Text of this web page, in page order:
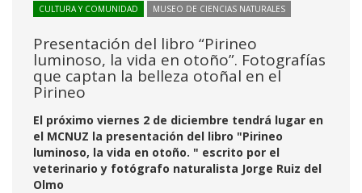
CULTURA Y COMUNIDAD MUSEO DE CIENCIAS NATURALES
Presentación del libro “Pirineo
luminoso, la vida en otoño”. Fotografías
que captan la belleza otoñal en el
Pirineo
El próximo viernes 2 de diciembre tendrá lugar en
el MCNUZ la presentación del libro "Pirineo
luminoso, la vida en otoño. " escrito por el
veterinario y fotógrafo naturalista Jorge Ruiz del
Olmo